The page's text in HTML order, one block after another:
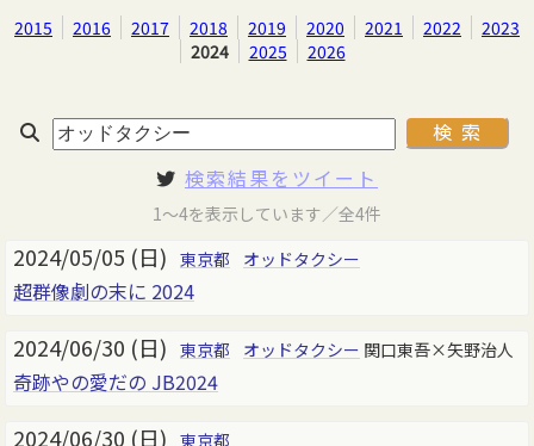
2015 2016 2017 2018 2019 2020 2021 2022
2023
2024
2025 2026
検索結果をツイート
1～4を表示しています／全4件
2024/05/05 (日) 東京都 オッドタクシー
超群像劇の末に 2024
2024/06/30 (日) 東京都 オッドタクシー 関口東吾×矢野治人
奇跡やの愛だの JB2024
2024/06/30 (日) 東京都